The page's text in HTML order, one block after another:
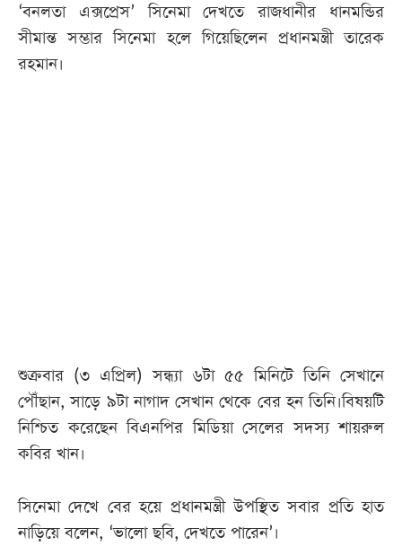
তথ্যপ্রযুক্তি
সব
ই-
পেপার
‘বনলতা এক্সপ্রেস’ সিনেমা দেখতে রাজধানীর ধানমন্ডির
সীমান্ত সম্ভার সিনেমা হলে গিয়েছিলেন প্রধানমন্ত্রী তারেক
রহমান।
শুক্রবার (৩ এপ্রিল) সন্ধ্যা ৬টা ৫৫ মিনিটে তিনি সেখানে
পৌঁছান, সাড়ে ৯টা নাগাদ সেখান থেকে বের হন তিনি।বিষয়টি
নিশ্চিত করেছেন বিএনপির মিডিয়া সেলের সদস্য শায়রুল
কবির খান।
সিনেমা দেখে বের হয়ে প্রধানমন্ত্রী উপস্থিত সবার প্রতি হাত
নাড়িয়ে বলেন, ‘ভালো ছবি, দেখতে পারেন’।